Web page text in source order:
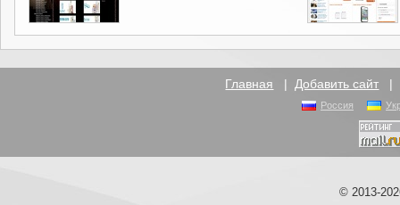
Главная | Добавить сайт |
Россия
© 2013-